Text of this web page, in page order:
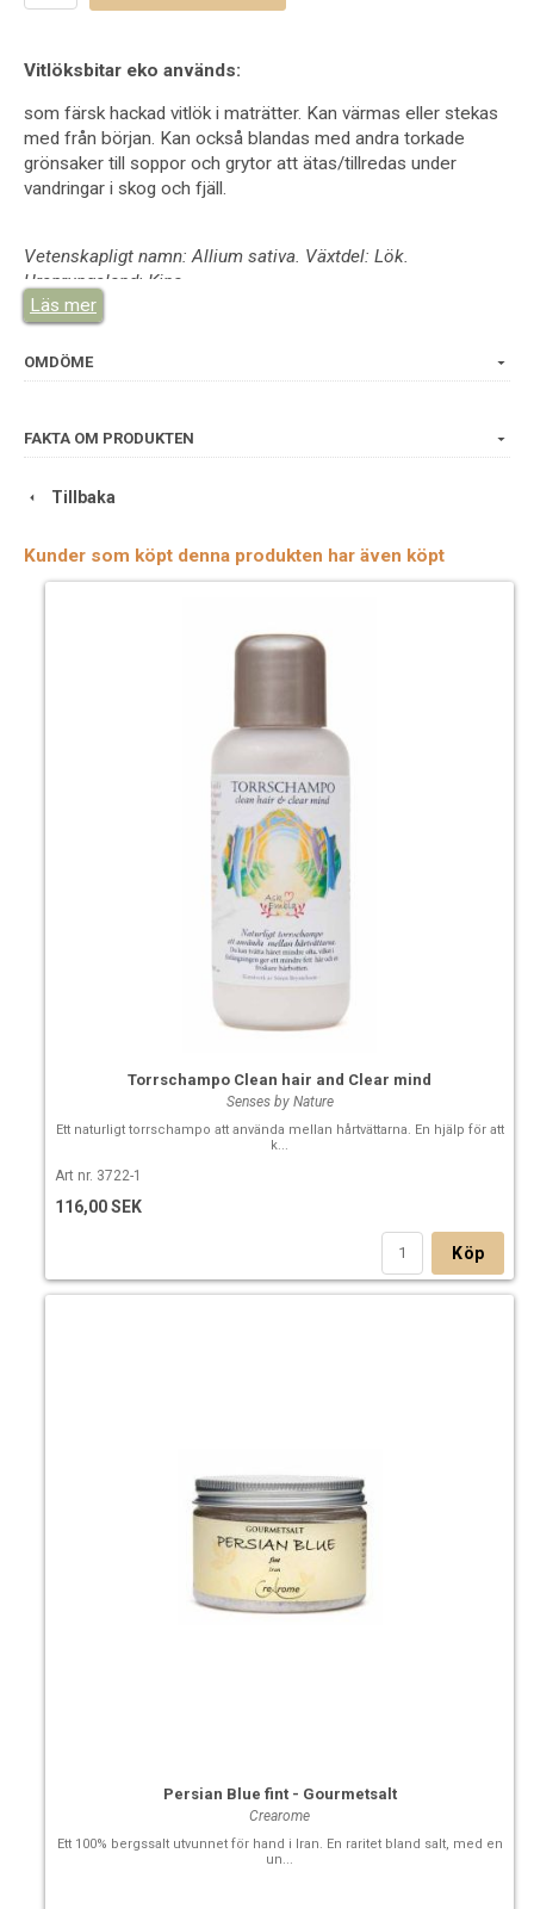
Vitlöksbitar eko används:
som färsk hackad vitlök i maträtter. Kan värmas eller stekas
med från början. Kan också blandas med andra torkade
grönsaker till soppor och grytor att ätas/tillredas under
vandringar i skog och fjäll.
Vetenskapligt namn: Allium sativa. Växtdel: Lök.
Ursprungsland: Kina.
Läs mer
OMDÖME
FAKTA OM PRODUKTEN
Tillbaka
Kunder som köpt denna produkten har även köpt
Torrschampo Clean hair and Clear mind
Senses by Nature
Ett naturligt torrschampo att använda mellan hårtvättarna. En hjälp för att
k...
Art nr. 3722-1
116,00 SEK
Köp
Persian Blue fint - Gourmetsalt
Crearome
Ett 100% bergssalt utvunnet för hand i Iran. En raritet bland salt, med en
un...